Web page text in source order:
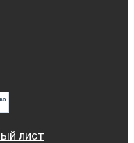
лист